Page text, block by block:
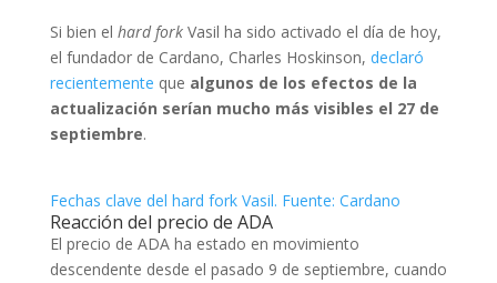
Si bien el hard forkVasil ha sido activado el día de hoy,
el fundador de Cardano, Charles Hoskinson, declaró
recientemente que algunos de los efectos de la
actualización serían mucho más visibles el 27 de
septiembre.
Fechas clave del hard fork Vasil. Fuente: Cardano
Reacción del precio de ADA
El precio de ADA ha estado en movimiento
descendente desde el pasado 9 de septiembre, cuando